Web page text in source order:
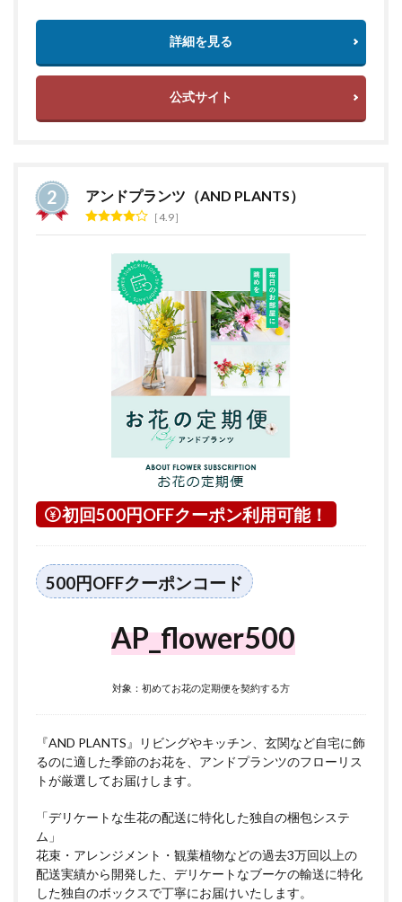
詳細を見る
公式サイト
アンドプランツ（AND PLANTS）
4.9
初回500円OFFクーポン利用可能！
500円OFFクーポンコード
AP_flower500
対象：初めてお花の定期便を契約する方
『AND PLANTS』リビングやキッチン、玄関など自宅に飾
るのに適した季節のお花を、アンドプランツのフローリス
トが厳選してお届けします。
「デリケートな生花の配送に特化した独自の梱包システ
ム」
花束・アレンジメント・観葉植物などの過去3万回以上の
配送実績から開発した、デリケートなブーケの輸送に特化
した独自のボックスで丁寧にお届けいたします。